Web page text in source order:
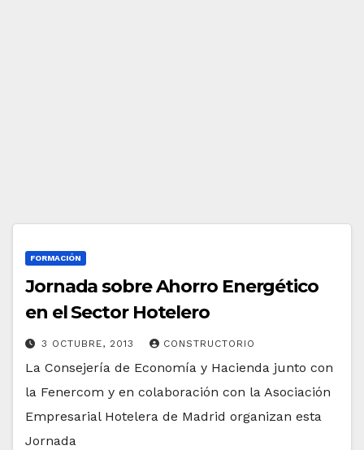
FORMACIÓN
Jornada sobre Ahorro Energético
en el Sector Hotelero
3 OCTUBRE, 2013 CONSTRUCTORIO
La Consejería de Economía y Hacienda junto con
la Fenercom y en colaboración con la Asociación
Empresarial Hotelera de Madrid organizan esta
Jornada